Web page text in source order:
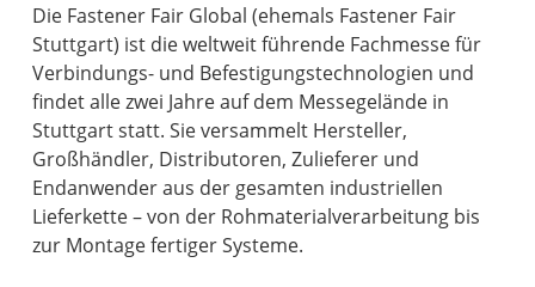
Die Fastener Fair Global (ehemals Fastener Fair
Stuttgart) ist die weltweit führende Fachmesse für
Verbindungs- und Befestigungstechnologien und
findet alle zwei Jahre auf dem Messegelände in
Stuttgart statt. Sie versammelt Hersteller,
Großhändler, Distributoren, Zulieferer und
Endanwender aus der gesamten industriellen
Lieferkette – von der Rohmaterialverarbeitung bis
zur Montage fertiger Systeme.